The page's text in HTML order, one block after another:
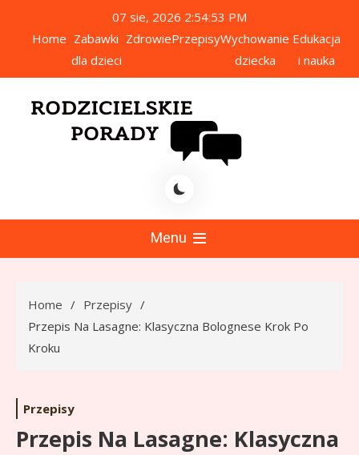
07 sie, 2026 2:54:54 PM
Home Zabawki
dla dzieci
ZdrowiePrzepisyWychowanie
dziecka
Edukacja
i nauka
Porady
Menu
Home
Przepisy
Przepis Na Lasagne: Klasyczna Bolognese Krok Po
Kroku
Przepisy
Przepis Na Lasagne: Klasyczna